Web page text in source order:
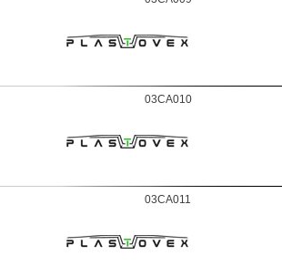
03CA010
03CA011